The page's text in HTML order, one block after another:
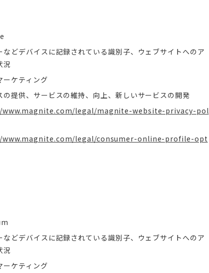
などデバイスに記録されている識別子、ウェブサイトへのア
況
ーケティング
の提供、サービスの維持、向上、新しいサービスの開発
legal/magnite-website-privacy-pol
legal/consumer-online-profile-opt
などデバイスに記録されている識別子、ウェブサイトへのア
況
ーケティング